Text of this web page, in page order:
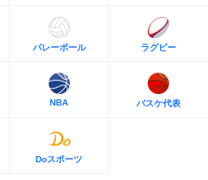
バレーボール ラグビー
NBA バスケ代表
Doスポーツ